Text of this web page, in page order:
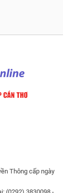
Thông cấp ngày